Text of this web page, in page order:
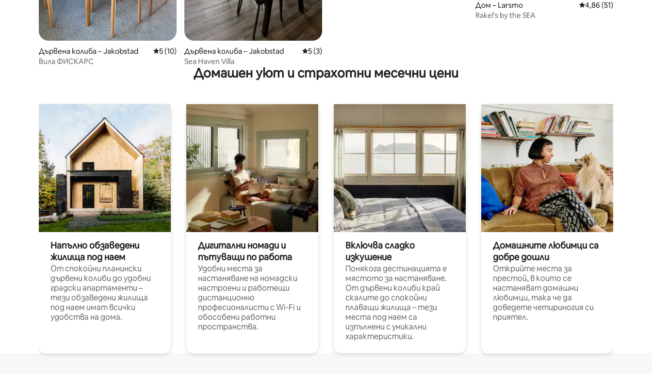
Дървена колиба – Jakobstad Средна оценка: 5 от 5, 10 отзива
5 (10)
Вила ФИСКАРС
Дървена колиба – Jakobstad Средна оценка: 5 от 5, 3 отзива
5 (3)
Sea Haven Villa
Дом – Larsmo Средна оценка:
4,86 (51)
Rakel's by the SEA
Домашен уют и страхотни месечни цени
Напълно обзаведени
жилища под наем
От спокойни планински
дървени колиби до удобни
градски апартаменти –
тези обзаведени жилища
под наем имат всички
удобства на дома.
Дигитални номади и
пътуващи по работа
Удобни места за
настаняване на номадски
настроени и работещи
дистанционно
професионалисти с Wi-Fi и
обособени работни
пространства.
Включва сладко
изкушение
Понякога дестинацията е
мястото за настаняване.
От дървени колиби край
скалите до спокойни
плаващи жилища – тези
места под наем са
изпълнени с уникални
характеристики.
Домашните любимци са
добре дошли
Открийте места за
престой, в които се
настаняват домашни
любимци, така че да
доведете четириногия си
приятел.